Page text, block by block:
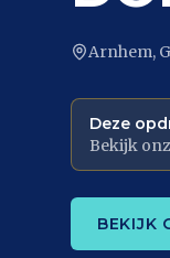
Arnhem,
Deze
Bekijk
BEKIJK